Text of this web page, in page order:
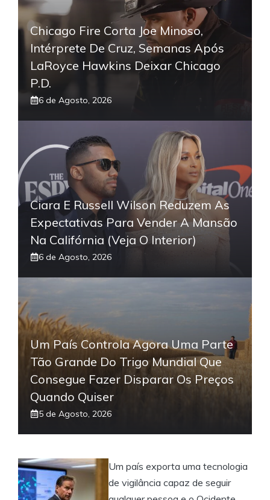
Chicago Fire Corta Joe Minoso,
Intérprete De Cruz, Semanas Após
LaRoyce Hawkins Deixar Chicago
P.D.
6 de Agosto, 2026
Ciara E Russell Wilson Reduzem As
Expectativas Para Vender A Mansão
Na Califórnia (Veja O Interior)
6 de Agosto, 2026
Um País Controla Agora Uma Parte
Tão Grande Do Trigo Mundial Que
Consegue Fazer Disparar Os Preços
Quando Quiser
5 de Agosto, 2026
Um país exporta uma tecnologia
de vigilância capaz de seguir